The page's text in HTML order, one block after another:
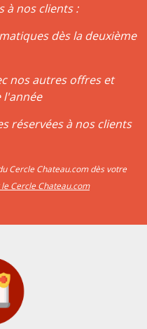
à nos clients :
dès la deuxième
nos autres offres et
réservées à nos clients
Cercle Chateau.com dès votre
Cercle Chateau.com